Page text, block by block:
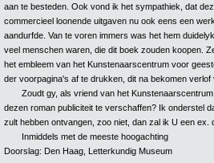
aan te besteden. Ook vond ik het sympathiek, dat
commercieel loonende uitgaven nu ook eens een
aandurfde. Van te voren immers was het hem
veel menschen waren, die dit boek zouden koopen.
het embleem van het Kunstenaarscentrum voor
der voorpagina's af te drukken, dit na bekomen verlof
Zoudt gy, als vriend van het
dezen roman publiciteit te verschaffen? Ik onderstel
zult hebben ontvangen, zoo niet, dan zal ik U een ex.
Inmiddels met de meeste hoogachting
Doorslag: Den Haag, Letterkundig Museum